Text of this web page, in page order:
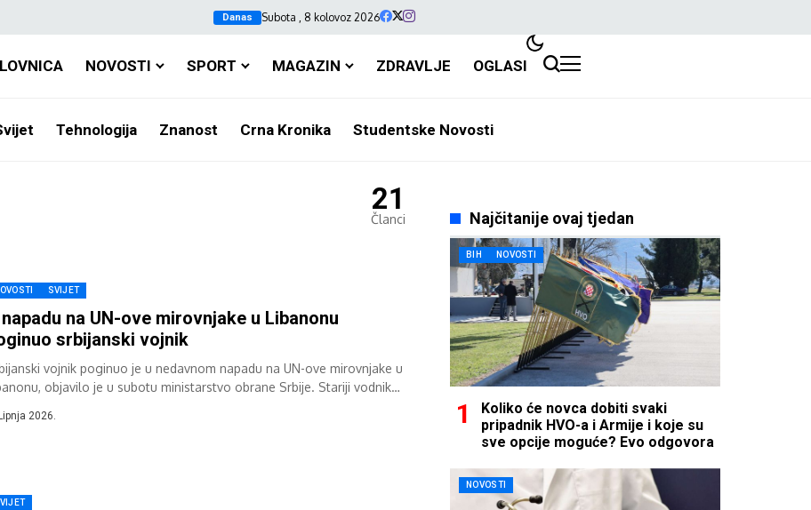
Danas Subota , 8 kolovoz 2026
NOVOSTI SPORT MAGAZIN ZDRAVLJE OGLASI
Tehnologija Znanost Crna Kronika Studentske Novosti
21
Članci
SVIJET
napadu na UN-ove mirovnjake u Libanonu
srbijanski vojnik
vojnik poginuo je u nedavnom napadu na UN-ove mirovnjake u
objavilo je u subotu ministarstvo obrane Srbije. Stariji vodnik
2026.
Najčitanije ovaj tjedan
BIH NOVOSTI
Koliko će novca dobiti svaki
pripadnik HVO-a i Armije i koje su
sve opcije moguće? Evo odgovora
NOVOSTI